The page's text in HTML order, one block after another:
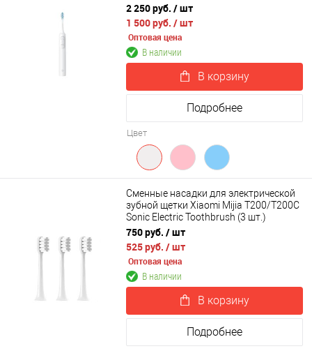
2 250 руб. / шт
1 500 руб. / шт
Оптовая цена
В наличии
В корзину
Подробнее
Цвет
Сменные насадки для электрической
зубной щетки Xiaomi Mijia T200/T200С
Sonic Electric Toothbrush (3 шт.)
750 руб. / шт
525 руб. / шт
Оптовая цена
В наличии
В корзину
Подробнее